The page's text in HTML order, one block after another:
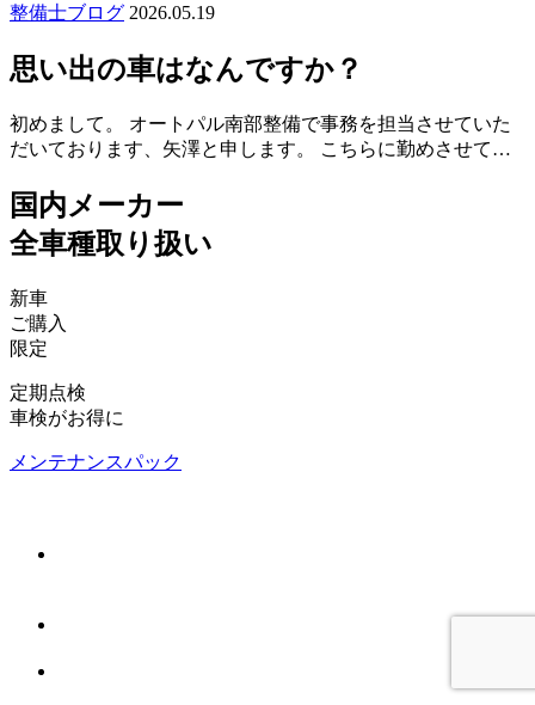
整備士ブログ 2026.05.19
思い出の車はなんですか？
初めまして。 オートパル南部整備で事務を担当させていた
だいております、矢澤と申します。 こちらに勤めさせて…
国内メーカー
全車種取り扱い
新車
ご購入
限定
定期点検
車検がお得に
メンテナンスパック